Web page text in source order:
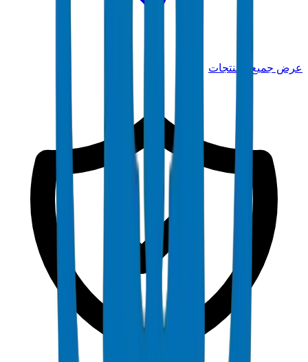
عرض جميع المنتجات